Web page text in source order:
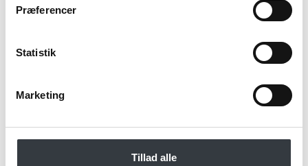
Præferencer
Statistik
Marketing
Tillad alle
specialistens
*Obligatorisk